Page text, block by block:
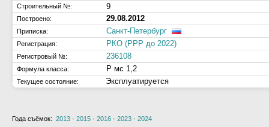
Строительный №:
9
Построено: 29.08.2012
Приписка: Санкт-Петербург
Регистрация: РКО (РРР до 2022)
Регистровый №: 236108
Формула класса: Р мс 1,2
Текущее состояние: Эксплуатируется
Года съёмок: 2013 · 2015 · 2016 · 2023 · 2024